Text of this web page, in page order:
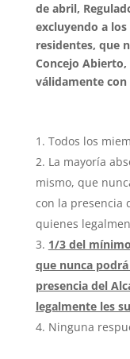
de abril,
excluyendo a
residentes, que
Concejo
válidamente con
Todos los
La mayoría
mismo, que
con la presencia
quienes
1/3 del
que nunca
presencia del
legalmente les
Ninguna